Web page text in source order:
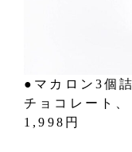
●マカロン3個
チョコレート
1,998円